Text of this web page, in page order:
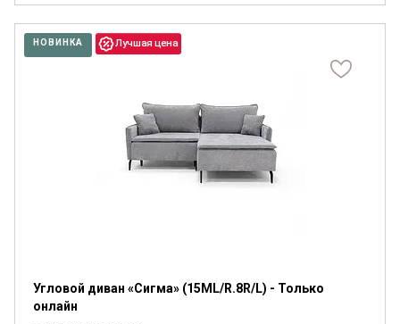
НОВИНКА
Угловой диван «Сигма» (15ML/R.8R/L) - Только
онлайн